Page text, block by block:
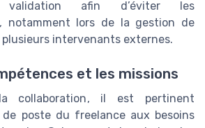
validation afin d’éviter les
notamment lors de la gestion de
intervenants externes.
et les missions
collaboration, il est pertinent
de poste du freelance aux besoins